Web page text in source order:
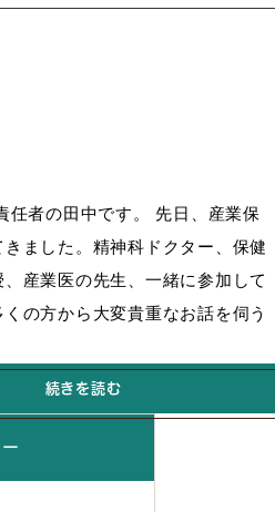
任者の田中です。 先日、産業保
ました。精神科ドクター、保健
産業医の先生、一緒に参加して
の方から大変貴重なお話を伺う
続きを読む